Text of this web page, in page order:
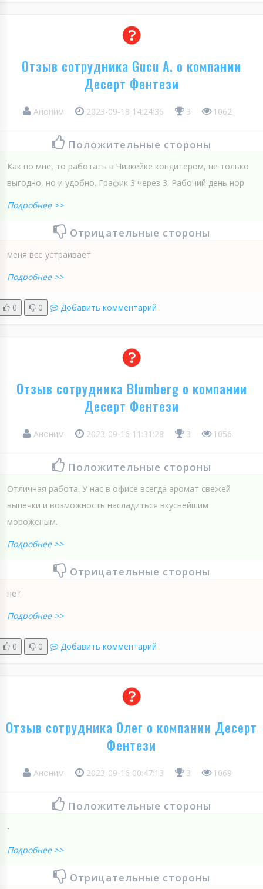
Отзыв сотрудника Gucu A. о компании
Десерт Фентези
Аноним 2023-09-18 14:24:36 3 1062
Положительные стороны
Как по мне, то работать в Чизкейке кондитером, не только
выгодно, но и удобно. График 3 через 3. Рабочий день нор
Подробнее >>
Отрицательные стороны
меня все устраивает
Подробнее >>
0 0 Добавить комментарий
Отзыв сотрудника Blumberg о компании
Десерт Фентези
Аноним 2023-09-16 11:31:28 3 1056
Положительные стороны
Отличная работа. У нас в офисе всегда аромат свежей
выпечки и возможность насладиться вкуснейшим
мороженым.
Подробнее >>
Отрицательные стороны
нет
Подробнее >>
0 0 Добавить комментарий
Отзыв сотрудника Олег о компании Десерт
Фентези
Аноним 2023-09-16 00:47:13 3 1069
Положительные стороны
-
Подробнее >>
Отрицательные стороны